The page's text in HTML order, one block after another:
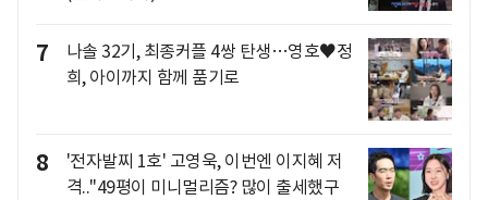
7
나솔 32기, 최종커플 4쌍 탄생…영호♥정
희, 아이까지 함께 품기로
8
'전자발찌 1호' 고영욱, 이번엔 이지혜 저
격.."49평이 미니멀리즘? 많이 출세했구